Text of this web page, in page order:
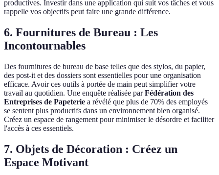
productives. Investir dans une application qui suit vos tâches et vous
rappelle vos objectifs peut faire une grande différence.
6. Fournitures de Bureau : Les
Incontournables
Des fournitures de bureau de base telles que des stylos, du papier,
des post-it et des dossiers sont essentielles pour une organisation
efficace. Avoir ces outils à portée de main peut simplifier votre
travail au quotidien. Une enquête réalisée parFédération des
Entreprises de Papeterie a révélé que plus de 70% des employés
se sentent plus productifs dans un environnement bien organisé.
Créez un espace de rangement pour minimiser le désordre et faciliter
l'accès à ces essentiels.
7. Objets de Décoration : Créez un
Espace Motivant